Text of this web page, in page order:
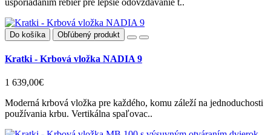
Do košíka Obľúbený produkt
Kratki - Krbová vložka NADIA 9
1 639,00€
Moderná krbová vložka pre každého, komu záleží na jednoduchosti
používania krbu. Vertikálna spaľovac..